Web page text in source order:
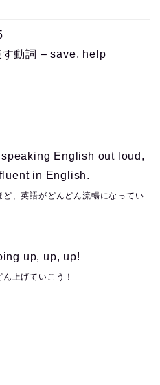
動詞 – save, help
English out loud,
in English.
、英語がどんどん流暢になってい
up, up, up!
上げていこう！